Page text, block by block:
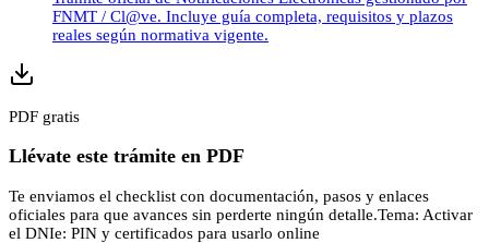
FNMT / Cl@ve. Incluye guía completa, requisitos y plazos
reales según normativa vigente.
PDF gratis
Llévate este trámite en PDF
Te enviamos el checklist con documentación, pasos y enlaces
oficiales para que avances sin perderte ningún detalle.Tema: Activar
el DNIe: PIN y certificados para usarlo online